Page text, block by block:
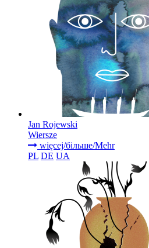
Jan Rojewski
Wiersze
więcej/більше/Mehr
PL DE UA